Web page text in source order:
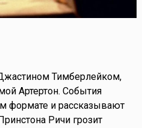
Тимберлейком,
Артертон. События
формате и рассказывают
Ричи грозит